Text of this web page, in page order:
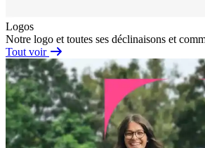
Logos
Notre logo et toutes ses déclinaisons et
Tout voir